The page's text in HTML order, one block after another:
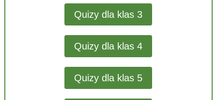
Quizy dla klas 3
Quizy dla klas 4
Quizy dla klas 5